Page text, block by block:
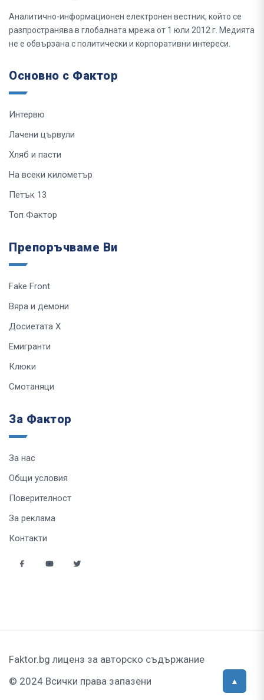
Аналитично-информационен електронен вестник, който се
разпространява в глобалната мрежа от 1 юли 2012 г. Медията
не е обвързана с политически и корпоративни интереси.
Основно с Фактор
Интервю
Лачени цървули
Хляб и пасти
На всеки километър
Петък 13
Топ Фактор
Препоръчваме Ви
Fake Front
Вяра и демони
Досиетата Х
Емигранти
Клюки
Смотаняци
За Фактор
За нас
Общи условия
Поверителност
За реклама
Контакти
Faktor.bg лиценз за авторско съдържание
© 2024 Всички права запазени